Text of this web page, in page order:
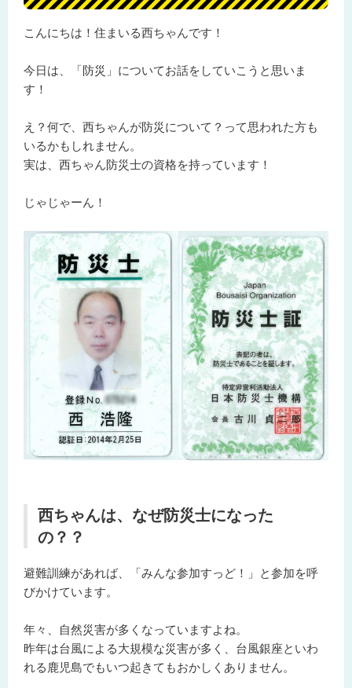
こんにちは！住まいる西ちゃんです！
今日は、「防災」についてお話をしていこうと思いま
す！
え？何で、西ちゃんが防災について？って思われた方も
いるかもしれません。
実は、西ちゃん防災士の資格を持っています！
じゃじゃーん！
西ちゃんは、なぜ防災士になった
の？？
避難訓練があれば、「みんな参加すっど！」と参加を呼
びかけています。
年々、自然災害が多くなっていますよね。
昨年は台風による大規模な災害が多く、台風銀座といわ
れる鹿児島でもいつ起きてもおかしくありません。